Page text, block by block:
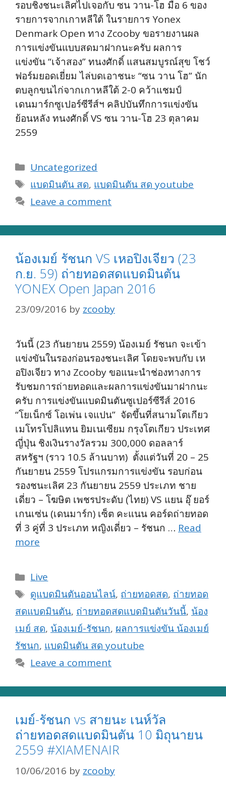
รอบชิงชนะเลิศไปเจอกับ ซน วาน-โฮ มือ 6 ของ
รายการจากเกาหลีใต้ ในรายการ Yonex
Denmark Open ทาง Zcooby ขอรายงานผล
การแข่งขันแบบสดมาฝากนะครับ ผลการ
แข่งขัน “เจ้าสอง” ทนงศักดิ์ แสนสมบูรณ์สุข โชว์
ฟอร์มยอดเยี่ยม ไล่บดเอาชนะ “ซน วาน โฮ” นัก
ตบลูกขนไก่จากเกาหลีใต้ 2-0 คว้าแชมป์
เดนมาร์กซูเปอร์ซีรีส์ฯ คลิปบันทึกการแข่งขัน
ย้อนหลัง ทนงศักดิ์ VS ซน วาน-โฮ 23 ตุลาคม
2559
Categories
Uncategorized
Tags
แบดมินตัน สด, แบดมินตัน สด youtube
Leave a comment
น้องเมย์ รัชนก VS เหอปิงเจียว (23
ก.ย. 59) ถ่ายทอดสดแบดมินตัน
YONEX Open Japan 2016
23/09/2016 by zcooby
วันนี้ (23 กันยายน 2559) น้องเมย์ รัชนก จะเข้า
แข่งขันในรองก่อนรองชนะเลิศ โดยจะพบกับ เห
อปิงเจียว ทาง Zcooby ขอแนะนำช่องทางการ
รับชมการถ่ายทอดและผลการแข่งขันมาฝากนะ
ครับ การแข่งขันแบดมินตันซูเปอร์ซีรีส์ 2016
“โยเน็กซ์ โอเพ่น เจแปน” จัดขึ้นที่สนามโตเกียว
เมโทรโปลิแทน ยิมเนเซียม กรุงโตเกียว ประเทศ
ญี่ปุ่น ชิงเงินรางวัลรวม 300,000 ดอลลาร์
สหรัฐฯ (ราว 10.5 ล้านบาท) ตั้งแต่วันที่ 20 – 25
กันยายน 2559 โปรแกรมการแข่งขัน รอบก่อน
รองชนะเลิศ 23 กันยายน 2559 ประเภท ชาย
เดี่ยว – โฆษิต เพชรประดับ (ไทย) VS แยน อุ๊ ยอร์
เกนเซ่น (เดนมาร์ก) เซ็ต คะแนน คอร์ดถ่ายทอด
ที่ 3 คู่ที่ 3 ประเภท หญิงเดี่ยว – รัชนก … Read
more
Categories
Live
Tags
ดูแบดมินตันออนไลน์, ถ่ายทอดสด, ถ่ายทอด
สดแบดมินตัน, ถ่ายทอดสดแบดมินตันวันนี้, น้อง
เมย์ สด, น้องเมย์-รัชนก, ผลการแข่งขัน น้องเมย์
รัชนก, แบดมินตัน สด youtube
Leave a comment
เมย์-รัชนก vs สายนะ เนห์วัล
ถ่ายทอดสดแบดมินตัน 10 มิถุนายน
2559 #XIAMENAIR
10/06/2016 by zcooby